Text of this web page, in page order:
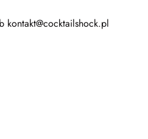
kontakt@cocktailshock.pl